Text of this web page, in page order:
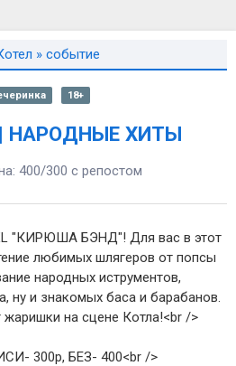
» событие
18+
НАРОДНЫЕ ХИТЫ
400/300 с репостом
"КИРЮША БЭНД"! Для вас в этот
любимых шлягеров от попсы
народных иструментов,
ну и знакомых баса и барабанов.
на сцене Котла!<br />
300р, БЕЗ- 400<br />